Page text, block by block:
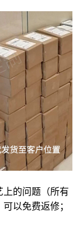
上的问题（所有
以免费返修；